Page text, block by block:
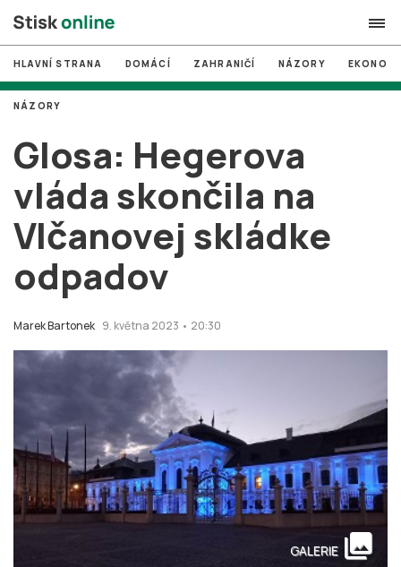
search
# MUNI
# Brno
# volby
login PŘIHLÁSIT SE
Zapomněli jste heslo?
Založit nový účet
HLAVNÍ STRANA DOMÁCÍ ZAHRANIČÍ NÁZORY
Glosa: Hegerova
vláda skončila na
Vlčanovej skládke
odpadov
Marek Bartonek 9. května 2023 • 20:30
NÁZORY
GALERIE collections